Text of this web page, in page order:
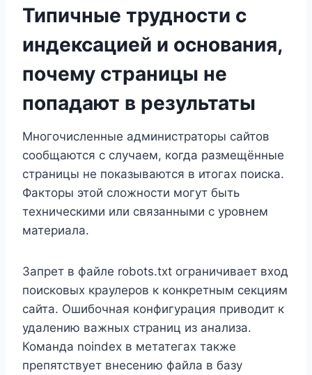
Типичные трудности с
индексацией и основания,
почему страницы не
попадают в результаты
Многочисленные администраторы сайтов
сообщаются с случаем, когда размещённые
страницы не показываются в итогах поиска.
Факторы этой сложности могут быть
техническими или связанными с уровнем
материала.
Запрет в файле robots.txt ограничивает вход
поисковых краулеров к конкретным секциям
сайта. Ошибочная конфигурация приводит к
удалению важных страниц из анализа.
Команда noindex в метатегах также
препятствует внесению файла в базу